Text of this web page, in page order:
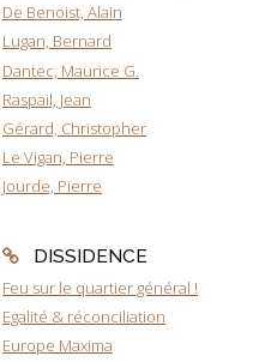
De Benoist, Alain
Lugan, Bernard
Dantec, Maurice G.
Raspail, Jean
Gérard, Christopher
Le Vigan, Pierre
Jourde, Pierre
DISSIDENCE
Feu sur le quartier général !
Egalité & réconciliation
Europe Maxima